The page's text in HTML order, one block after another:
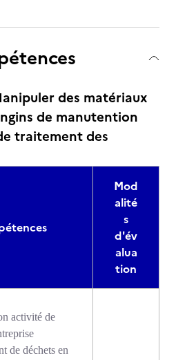
des matériaux
de manutention
traitement des
Mod
alité
s
d'év
alua
tion
activité de
de déchets en